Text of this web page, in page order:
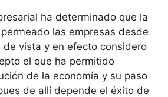
ha determinado que la
las empresas desde
vista y en efecto considero
el que ha permitido
de la economía y su paso
de allí depende el éxito de